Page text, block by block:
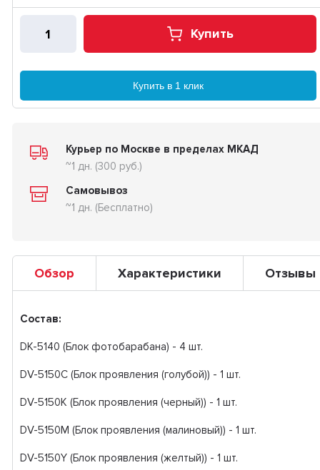
Купить
Купить в 1 клик
Курьер по Москве в пределах МКАД
~1 дн. (300 руб.)
Самовывоз
~1 дн. (Бесплатно)
Обзор Характеристики Отзывы
Состав:
DK-5140 (Блок фотобарабана) - 4 шт.
DV-5150C (Блок проявления (голубой)) - 1 шт.
DV-5150K (Блок проявления (черный)) - 1 шт.
DV-5150M (Блок проявления (малиновый)) - 1 шт.
DV-5150Y (Блок проявления (желтый)) - 1 шт.